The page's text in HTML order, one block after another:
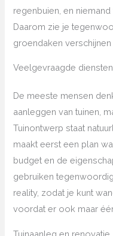
regenbuien, en
Daarom zie je
groendaken verschijnen
Veelgevraagde
De meeste mensen
aanleggen van tuinen,
Tuinontwerp staat
maakt eerst een plan
budget en de
gebruiken
reality, zodat je kunt
voordat er ook maar
Tuinaanleg en renovatie